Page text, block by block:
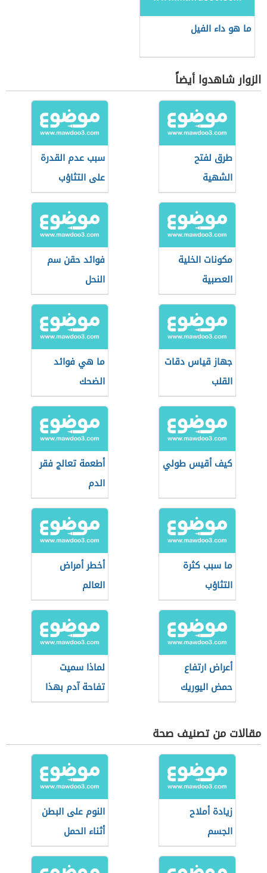
ما هو داء الفيل
الزوار شاهدوا أيضاً
طرق لفتح
الشهية
سبب عدم القدرة
على التثاؤب
مكونات الخلية
العصبية
فوائد حقن سم
النحل
جهاز قياس دقات
القلب
ما هي فوائد
الضحك
كيف أقيس طولي
أطعمة تعالج فقر
الدم
ما سبب كثرة
التثاؤب
أخطر أمراض
العالم
أعراض ارتفاع
حمض اليوريك
لماذا سميت
تفاحة آدم بهذا
الاسم
مقالات من تصنيف صحة
زيادة أملاح
الجسم
النوم على البطن
أثناء الحمل